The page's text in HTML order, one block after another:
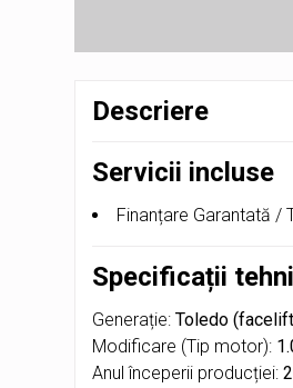
Descriere
Servicii incluse
Finanțare Garantată /
Specificații
Generație:Toledo
Modificare (Tip motor):
Anul începerii producției: